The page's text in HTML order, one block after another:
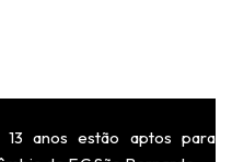
anos estão aptos para